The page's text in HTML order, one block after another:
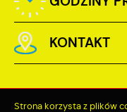
KONTAKT
Strona korzysta z plików